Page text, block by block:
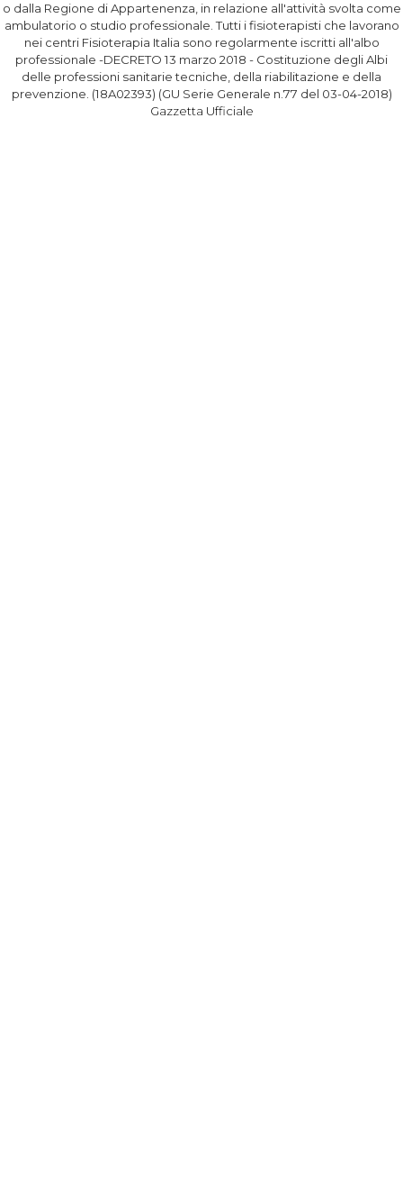
o dalla Regione di Appartenenza, in relazione all'attività svolta come
ambulatorio o studio professionale. Tutti i fisioterapisti che lavorano
nei centri Fisioterapia Italia sono regolarmente iscritti all'albo
professionale -DECRETO 13 marzo 2018 - Costituzione degli Albi
delle professioni sanitarie tecniche, della riabilitazione e della
prevenzione. (18A02393) (GU Serie Generale n.77 del 03-04-2018)
Gazzetta Ufficiale